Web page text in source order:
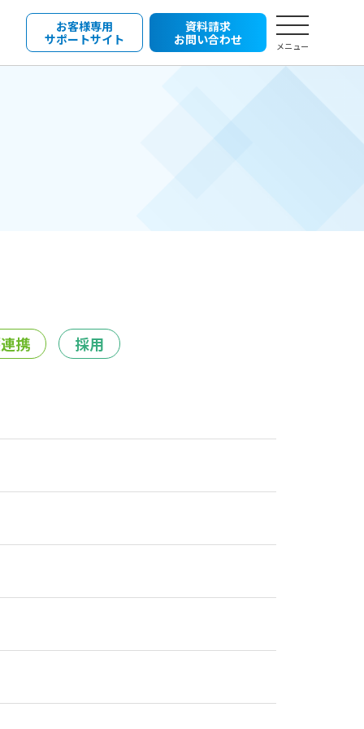
お客様専用
サポートサイト
資料請求
お問い合わせ
メニュー
携 採用